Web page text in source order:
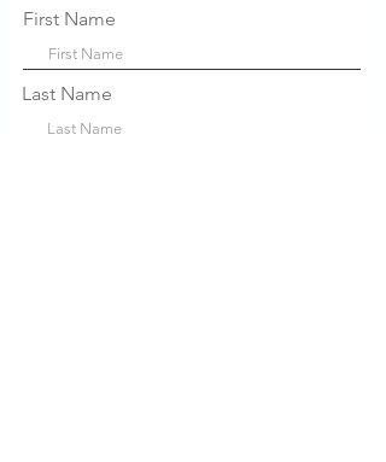
First Name
Last Name